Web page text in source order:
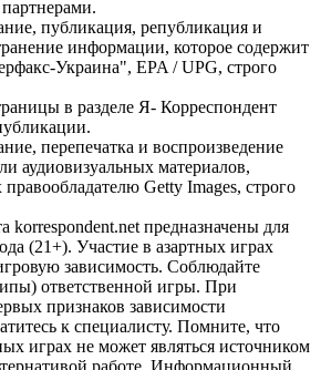
публикация, републикация и
информации, которое содержит
Украина", EPA / UPG, строго
в разделе Я- Корреспондент
перепечатка и воспроизведение
аудиовизуальных материалов,
Getty Images, строго
korrespondent.net предназначены для
(21+). Участие в азартных играх
зависимость. Соблюдайте
ответственной игры. При
признаков зависимости
к специалисту. Помните, что
играх не может являться источником
работе. Информационный